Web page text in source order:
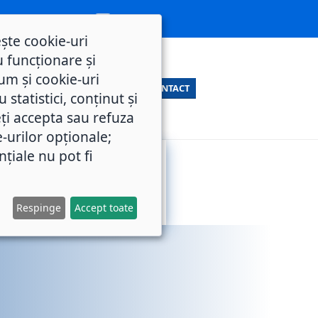
CONTACT
cookie-uri
funcționare și
și cookie-uri
statistici, conținut și
accepta sau refuza
urilor opționale;
nu pot fi
Respinge Accept toate